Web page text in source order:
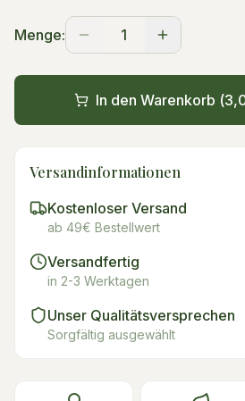
Menge: 1
In den Warenkorb (
Versandinformationen
Kostenloser Versand
ab 49€ Bestellwert
Versandfertig
in 2-3 Werktagen
Unser Qualitätsversprechen
Sorgfältig ausgewählt